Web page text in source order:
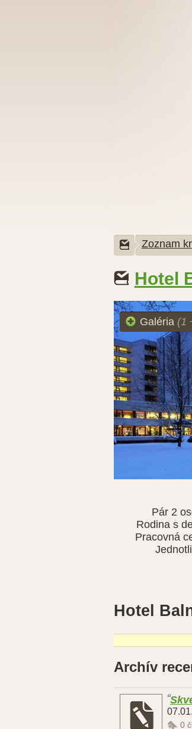
Zoznam
Hotel
Galéria (1
Pár 2
Rodina s
Pracovná
Hotel
Archív
0